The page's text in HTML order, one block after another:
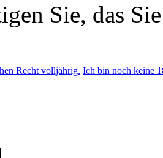
Sie, das
Recht volljährig. Ich bin noch keine